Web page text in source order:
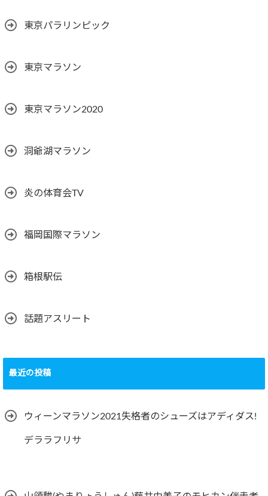
東京パラリンピック
東京マラソン
東京マラソン2020
洞爺湖マラソン
炎の体育会TV
福岡国際マラソン
箱根駅伝
話題アスリート
最近の投稿
ウィーンマラソン2021失格者のシューズはアディダス!
デララフリサ